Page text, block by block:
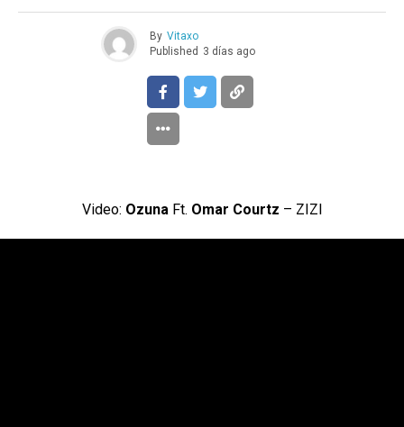
By Vitaxo
Published 3 días ago
Video: Ozuna Ft. Omar Courtz – ZIZI